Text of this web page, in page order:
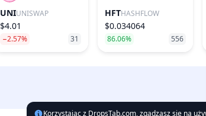
UNIUNISWAP
$4.01
−2.57% 31
HFTHASHFLOW
$0.034064
86.06% 556
Korzystając z DropsTab.com, zgadzasz się na